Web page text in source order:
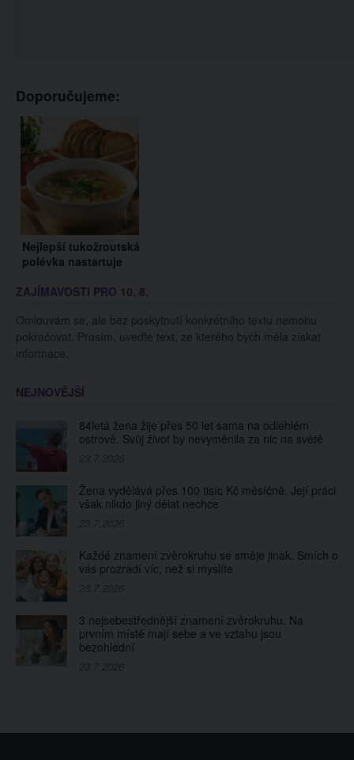
Doporučujeme:
Nejlepší tukožroutská
polévka nastartuje
organismu. Recept na
ZAJÍMAVOSTI PRO 10. 8.
Omlouvám se, ale bez poskytnutí konkrétního textu nemohu
pokračovat. Prosím, uveďte text, ze kterého bych měla získat
informace.
NEJNOVĚJŠÍ
84letá žena žije přes 50 let sama na odlehlém
ostrově. Svůj život by nevyměnila za nic na světě
Žena vydělává přes 100 tisíc Kč měsíčně. Její práci
však nikdo jiný dělat nechce
Každé znamení zvěrokruhu se směje jinak. Smích o
vás prozradí víc, než si myslíte
3 nejsebestřednější znamení zvěrokruhu. Na
prvním místě mají sebe a ve vztahu jsou
bezohlední